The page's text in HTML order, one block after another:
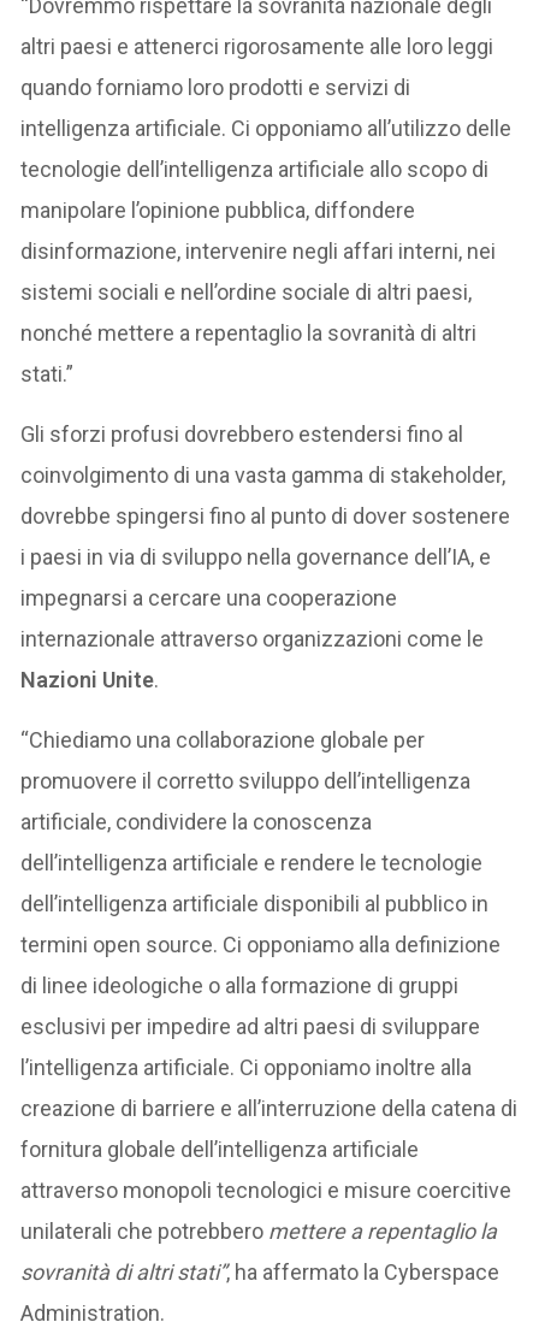
“Dovremmo rispettare la sovranità nazionale degli
altri paesi e attenerci rigorosamente alle loro leggi
quando forniamo loro prodotti e servizi di
intelligenza artificiale. Ci opponiamo all’utilizzo delle
tecnologie dell’intelligenza artificiale allo scopo di
manipolare l’opinione pubblica, diffondere
disinformazione, intervenire negli affari interni, nei
sistemi sociali e nell’ordine sociale di altri paesi,
nonché mettere a repentaglio la sovranità di altri
stati.”
Gli sforzi profusi dovrebbero estendersi fino al
coinvolgimento di una vasta gamma di stakeholder,
dovrebbe spingersi fino al punto di dover sostenere
i paesi in via di sviluppo nella governance dell’IA, e
impegnarsi a cercare una cooperazione
internazionale attraverso organizzazioni come le
Nazioni Unite.
“Chiediamo una collaborazione globale per
promuovere il corretto sviluppo dell’intelligenza
artificiale, condividere la conoscenza
dell’intelligenza artificiale e rendere le tecnologie
dell’intelligenza artificiale disponibili al pubblico in
termini open source. Ci opponiamo alla definizione
di linee ideologiche o alla formazione di gruppi
esclusivi per impedire ad altri paesi di sviluppare
l’intelligenza artificiale. Ci opponiamo inoltre alla
creazione di barriere e all’interruzione della catena di
fornitura globale dell’intelligenza artificiale
attraverso monopoli tecnologici e misure coercitive
unilaterali che potrebbero mettere a repentaglio la
sovranità di altri stati”, ha affermato la Cyberspace
Administration.